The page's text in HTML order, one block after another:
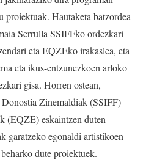
proiektuak. Hautaketa batzordea
Serrulla SSIFFko ordezkari
eta EQZEko irakaslea, eta
eta ikus-entzunezkoen arloko
gisa. Horren ostean,
Zinemaldiak (SSIFF)
(EQZE) eskaintzen duten
garatzeko egonaldi artistikoen
dute proiektuek.